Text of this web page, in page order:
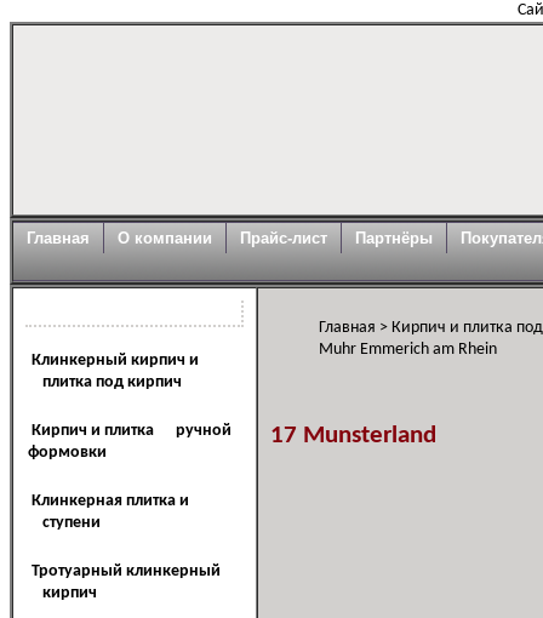
Главная О компании Прайс-лист Партнёры
Клинкерный кирпич и
плитка под кирпич
Кирпич и плитка ручной
формовки
Клинкерная плитка и
ступени
Тротуарный клинкерный
кирпич
Главная > Кирпич и плитка
Muhr Emmerich am Rhein
17 Munsterland